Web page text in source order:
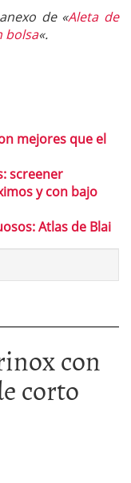
de «Aleta de
bolsa«.
mejores que el
screener
y con bajo
Atlas de Blai
con
corto